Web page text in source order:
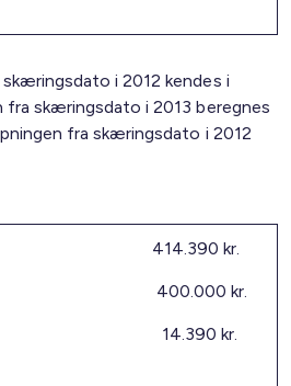
i 2012 kendes i
fra skæringsdato i 2013 beregnes
fra skæringsdato i 2012
414.390 kr.
2012 400.000 kr.
2012 14.390 kr.